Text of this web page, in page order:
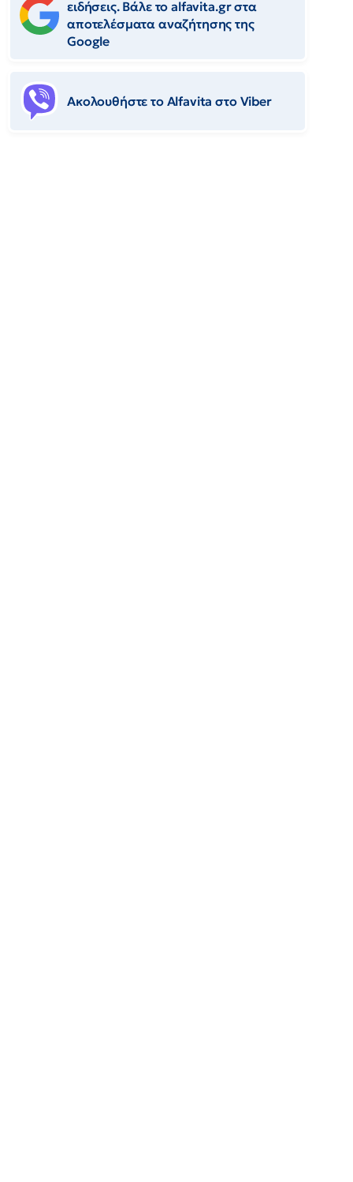
ειδήσεις. Βάλε το alfavita.gr στα
αποτελέσματα αναζήτησης της
Google
Ακολουθήστε το Αlfavita στο Viber